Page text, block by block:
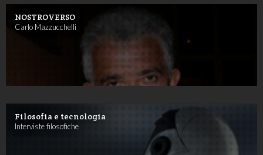
NOSTROVERSO
Carlo Mazzucchelli
Filosofia e tecnologia
Interviste filosofiche